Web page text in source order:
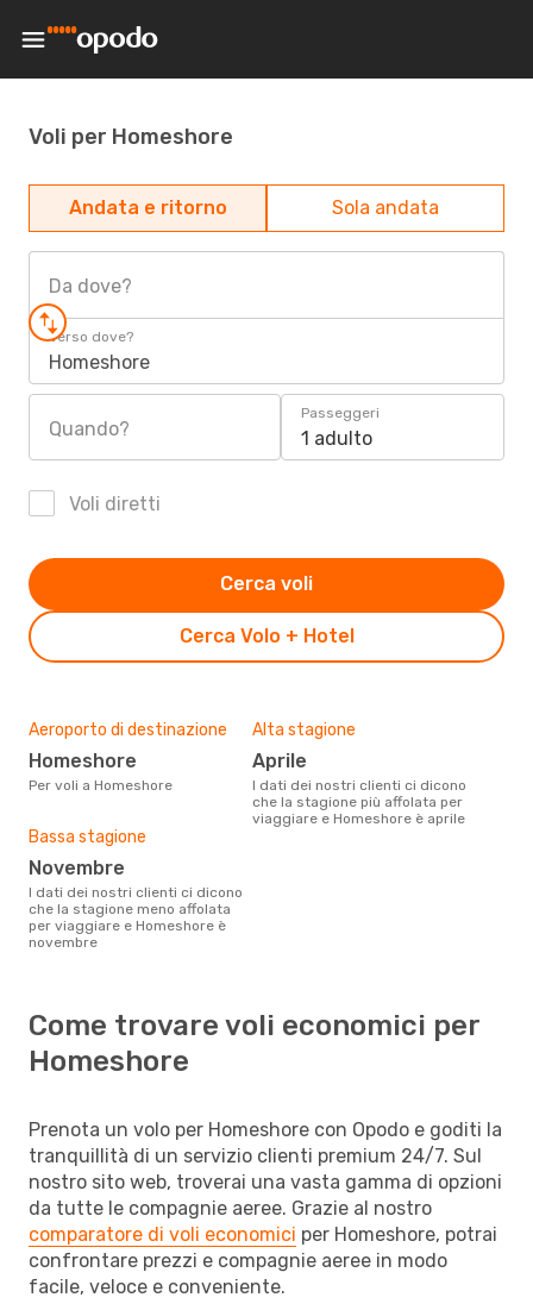
Voli per Homeshore
Andata e ritorno Sola andata
Da dove?
Verso dove?
Homeshore
Quando?
Passeggeri
1 adulto
Voli diretti
Cerca Volo + Hotel
Cerca voli
Aeroporto di destinazione
Homeshore
Per voli a Homeshore
Alta stagione
aprile
I dati dei nostri clienti ci dicono
che la stagione più affolata per
viaggiare e Homeshore è aprile
Bassa stagione
novembre
I dati dei nostri clienti ci dicono
che la stagione meno affolata
per viaggiare e Homeshore è
novembre
Come trovare voli economici per
Homeshore
Prenota un volo per Homeshore con Opodo e goditi la
tranquillità di un servizio clienti premium 24/7. Sul
nostro sito web, troverai una vasta gamma di opzioni
da tutte le compagnie aeree. Grazie al nostro
comparatore di voli economici per Homeshore, potrai
confrontare prezzi e compagnie aeree in modo
facile, veloce e conveniente.